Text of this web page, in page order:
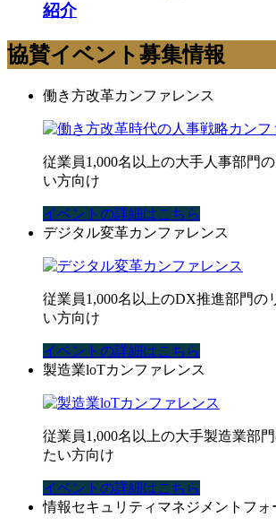
紹介
協賛イベント募集情報
働き方改革カンファレンス
従業員1,000名以上の大手人事部門
い方向け
イベントの詳細はこちら
デジタル変革カンファレンス
従業員1,000名以上のDX推進部門の
い方向け
イベントの詳細はこちら
製造業loTカンファレンス
従業員1,000名以上の大手製造業部
たい方向け
イベントの詳細はこちら
情報セキュリティマネジメントフォ